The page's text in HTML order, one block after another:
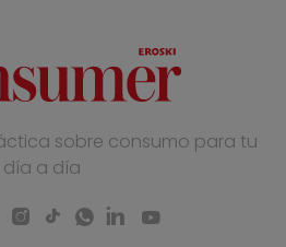
sobre consumo para tu
día a día